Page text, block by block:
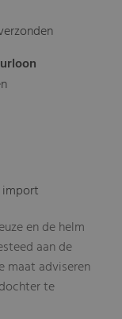
import
en de helm
aan de
maat adviseren
te